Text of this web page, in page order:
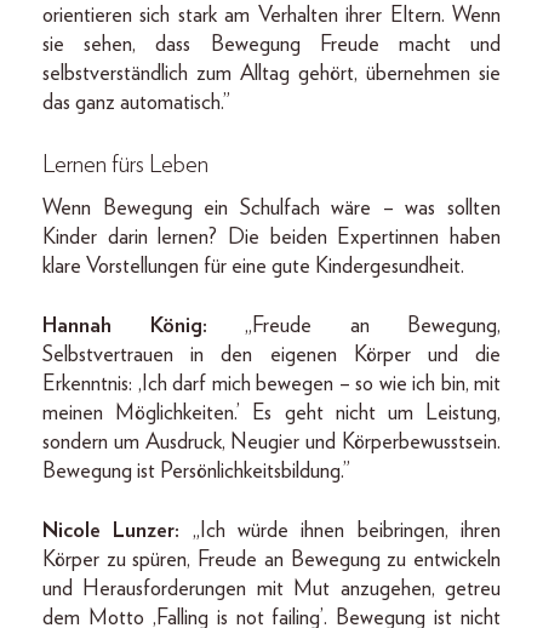
orientieren sich stark am Verhalten ihrer Eltern. Wenn
sie sehen, dass Bewegung Freude macht und
selbstverständlich zum Alltag gehört, übernehmen sie
das ganz automatisch.”
Lernen fürs Leben
Wenn Bewegung ein Schulfach wäre – was sollten
Kinder darin lernen? Die beiden Expertinnen haben
klare Vorstellungen für eine gute Kindergesundheit.
Hannah König: „Freude an Bewegung,
Selbstvertrauen in den eigenen Körper und die
Erkenntnis: ‚Ich darf mich bewegen – so wie ich bin, mit
meinen Möglichkeiten.’ Es geht nicht um Leistung,
sondern um Ausdruck, Neugier und Körperbewusstsein.
Bewegung ist Persönlichkeitsbildung.”
Nicole Lunzer: „Ich würde ihnen beibringen, ihren
Körper zu spüren, Freude an Bewegung zu entwickeln
und Herausforderungen mit Mut anzugehen, getreu
dem Motto ‚Falling is not failing’. Bewegung ist nicht